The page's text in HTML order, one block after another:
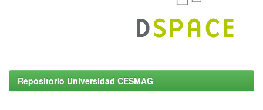
Repositorio Universidad CESMAG